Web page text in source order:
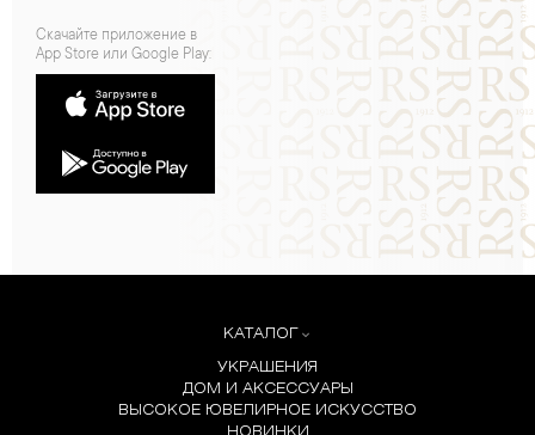
Скачайте приложение в
App Store или Google Play:
КАТАЛОГ
УКРАШЕНИЯ
ДОМ И АКСЕССУАРЫ
ВЫСОКОЕ ЮВЕЛИРНОЕ ИСКУССТВО
НОВИНКИ